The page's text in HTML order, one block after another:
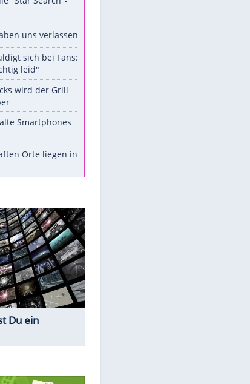
Spanien im Finsternis-Fieber:
Balkonplätze für 700 Euro
Stars heute
Diese Autos haben uns verlassen
"Tut mir aufrichtig leid"
Mit diesen Tricks wird der Grill
ruckzuck sauber
So nutzt man alte Smartphones
sinnvoll
Quiz